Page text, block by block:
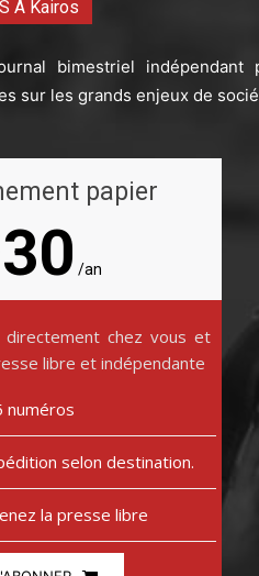
À Kairos
bimestriel indépendant
sur les grands enjeux de
papier
30 /an
directement chez vous et
libre et indépendante
numéros
selon destination.
la presse libre